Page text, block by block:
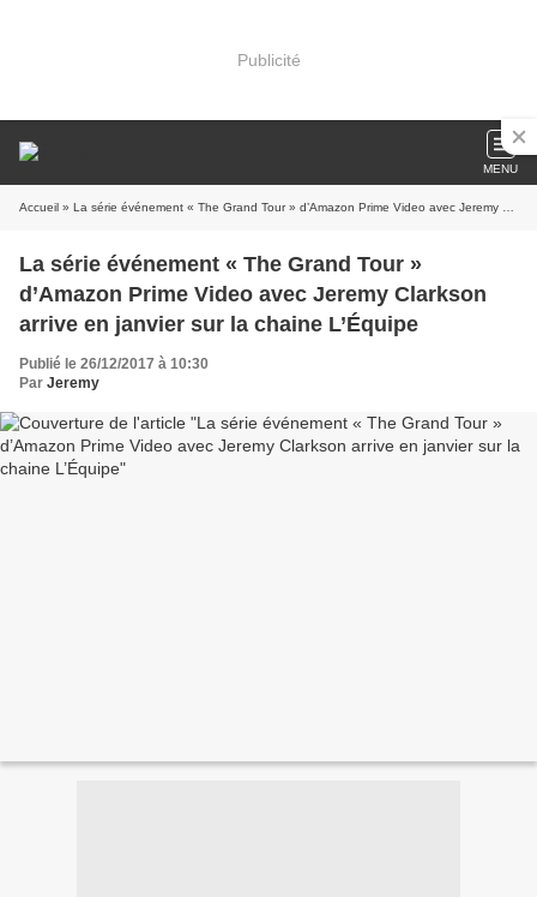
Publicité
MENU
Accueil » La série événement « The Grand Tour » d’Amazon Prime Video avec Jeremy Clarkson arrive en janvier sur la chaine L’Équipe
La série événement « The Grand Tour »
d’Amazon Prime Video avec Jeremy Clarkson
arrive en janvier sur la chaine L’Équipe
Publié le 26/12/2017 à 10:30
Par Jeremy